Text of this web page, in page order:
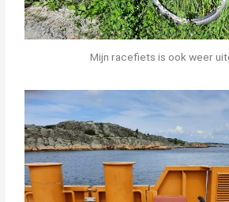
Mijn racefiets is ook weer